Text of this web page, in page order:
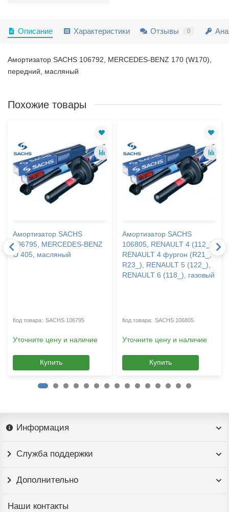
Описание Характеристики Отзывы 0
Амортизатор SACHS 106792, MERCEDES-BENZ 170 (W170),
передний, масляный
Похожие товары
Амортизатор SACHS
106795, MERCEDES-BENZ
O 405, масляный
SACHS 106795
Уточните цену и наличие
Купить
Амортизатор SACHS
106805, RENAULT 4 (112_),
RENAULT 4 фургон (R21_,
R23_), RENAULT 5 (122_),
RENAULT 6 (118_), газовый
SACHS 106805
Уточните цену и наличие
Купить
Информация
Служба поддержки
Дополнительно
Наши контакты